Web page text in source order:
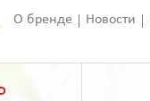
О бренде Новости